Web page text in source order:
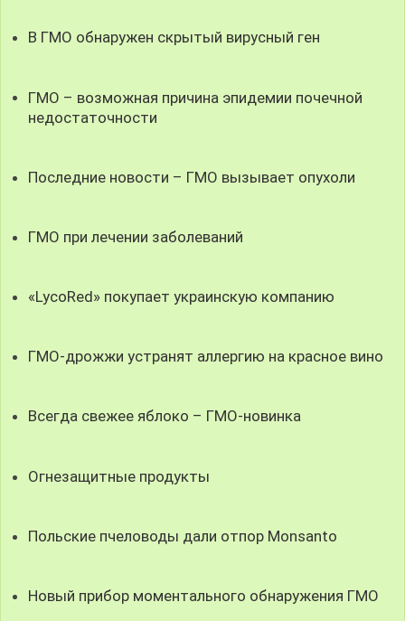
В ГМО обнаружен скрытый вирусный ген
ГМО – возможная причина эпидемии почечной
недостаточности
Последние новости – ГМО вызывает опухоли
ГМО при лечении заболеваний
«LycoRed» покупает украинскую компанию
ГМО-дрожжи устранят аллергию на красное вино
Всегда свежее яблоко – ГМО-новинка
Огнезащитные продукты
Польские пчеловоды дали отпор Monsanto
Новый прибор моментального обнаружения ГМО